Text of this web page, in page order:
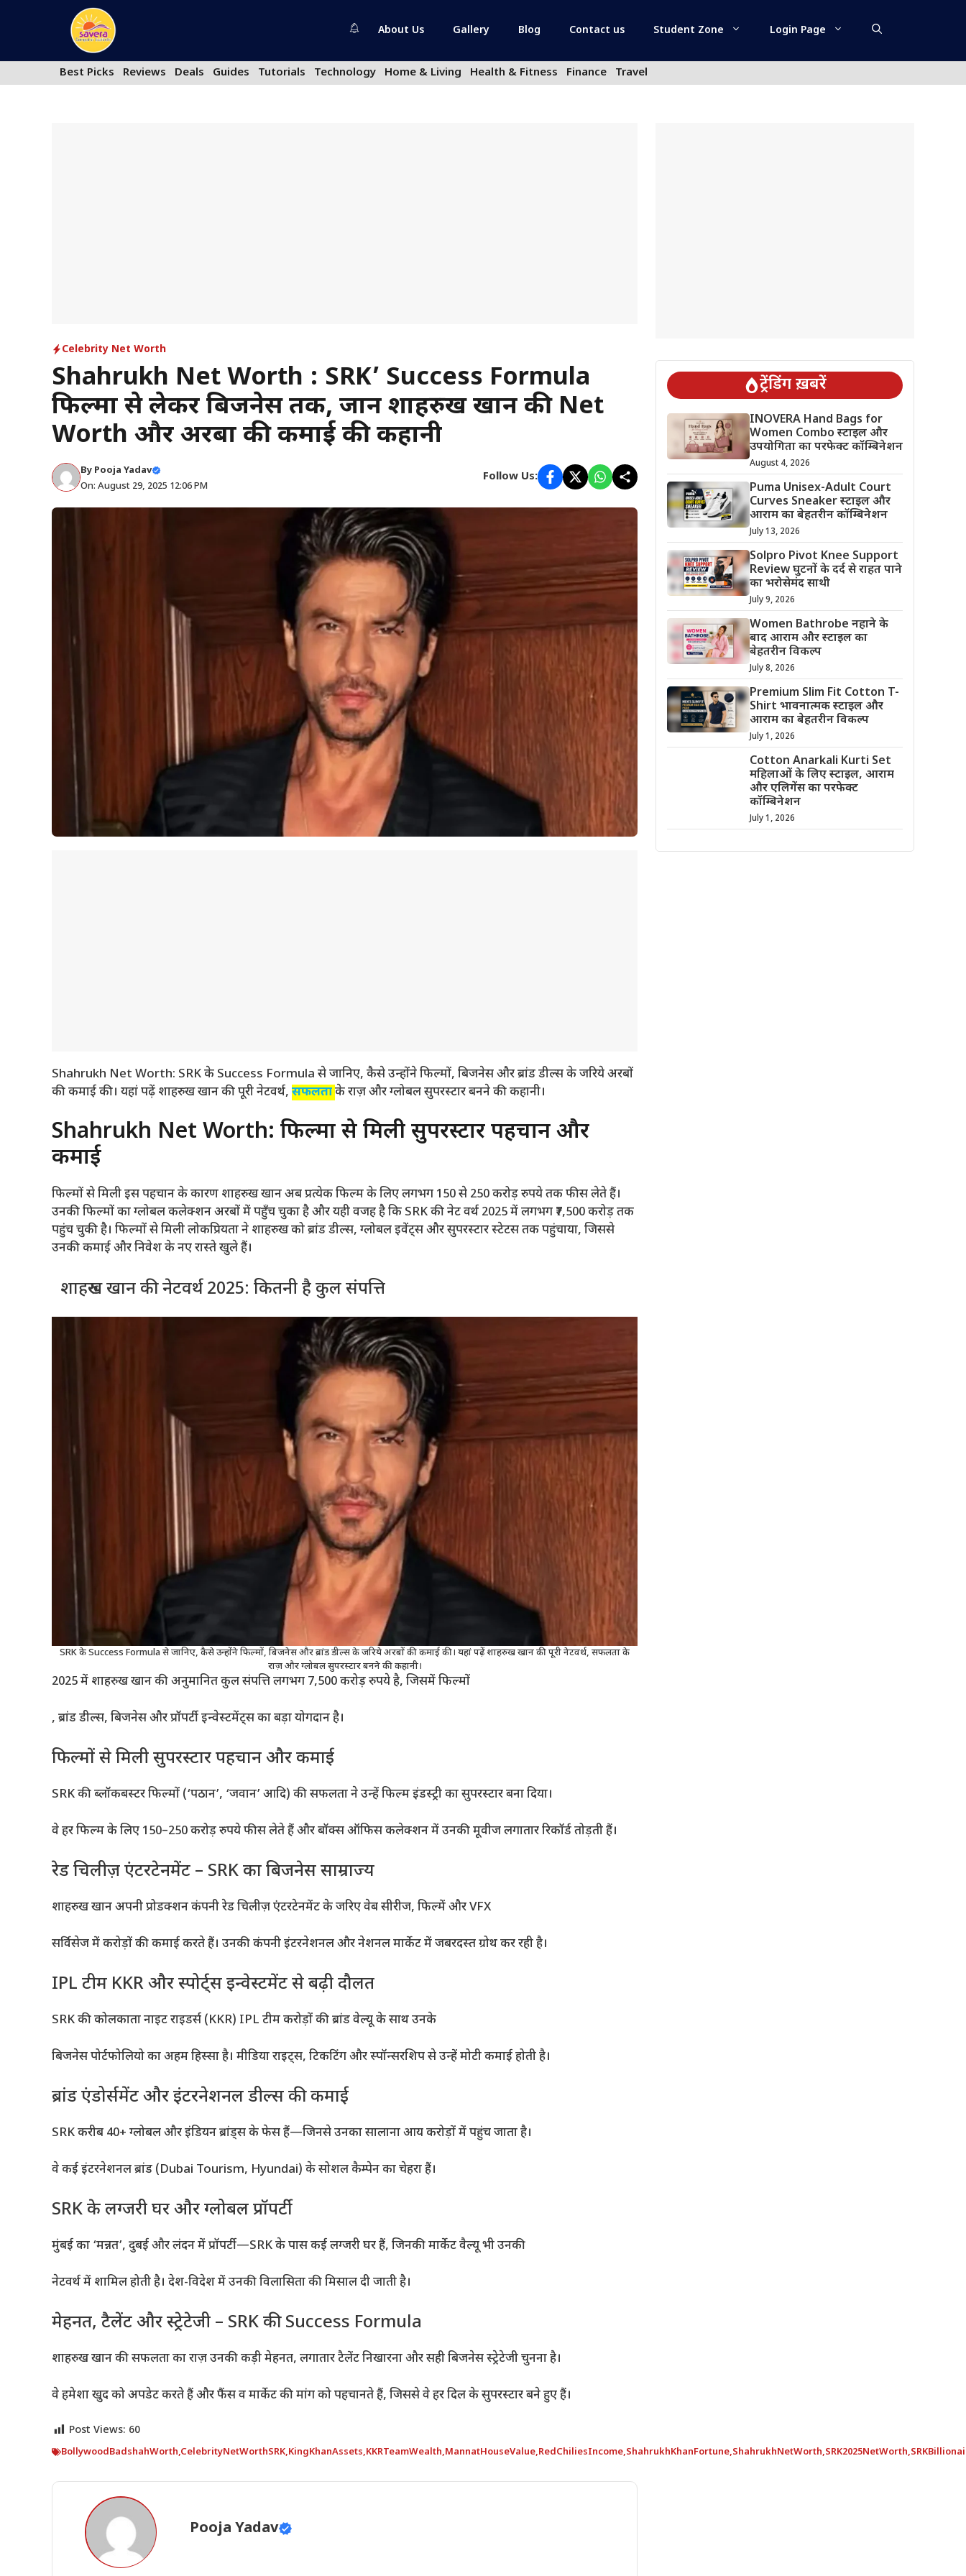
About Us Gallery Blog Contact us Student Zone Login Page
Best Picks Reviews Deals Guides Tutorials Technology Home & Living Health & Fitness Finance Travel
Celebrity Net Worth
Shahrukh Net Worth : SRK’ Success Formula
फिल्मों से लेकर बिजनेस तक, जानें शाहरुख खान की Net
Worth और अरबों की कमाई की कहानी
By Pooja Yadav
On: August 29, 2025 12:06 PM
Follow Us:
Shahrukh Net Worth: SRK के Success Formula से जानिए, कैसे उन्होंने फिल्मों, बिजनेस और ब्रांड डील्स के जरिये अरबों
की कमाई की। यहां पढ़ें शाहरुख खान की पूरी नेटवर्थ, सफलताके राज़ और ग्लोबल सुपरस्टार बनने की कहानी।
Shahrukh Net Worth: फिल्मों से मिली सुपरस्टार पहचान और
कमाई
फिल्मों से मिली इस पहचान के कारण शाहरुख खान अब प्रत्येक फिल्म के लिए लगभग 150 से 250 करोड़ रुपये तक फीस लेते हैं।
उनकी फिल्मों का ग्लोबल कलेक्शन अरबों में पहुँच चुका है और यही वजह है कि SRK की नेट वर्थ 2025 में लगभग ₹7,500 करोड़ तक
पहुंच चुकी है। फिल्मों से मिली लोकप्रियता ने शाहरुख को ब्रांड डील्स, ग्लोबल इवेंट्स और सुपरस्टार स्टेटस तक पहुंचाया, जिससे
उनकी कमाई और निवेश के नए रास्ते खुले हैं।
शाहरुख खान की नेटवर्थ 2025: कितनी है कुल संपत्ति
SRK के Success Formula से जानिए, कैसे उन्होंने फिल्मों, बिजनेस और ब्रांड डील्स के जरिये अरबों की कमाई की। यहां पढ़ें शाहरुख खान की पूरी नेटवर्थ, सफलता के
राज़ और ग्लोबल सुपरस्टार बनने की कहानी।
2025 में शाहरुख खान की अनुमानित कुल संपत्ति लगभग 7,500 करोड़ रुपये है, जिसमें फिल्मों
, ब्रांड डील्स, बिजनेस और प्रॉपर्टी इन्वेस्टमेंट्स का बड़ा योगदान है।
फिल्मों से मिली सुपरस्टार पहचान और कमाई
SRK की ब्लॉकबस्टर फिल्मों (‘पठान’, ‘जवान’ आदि) की सफलता ने उन्हें फिल्म इंडस्ट्री का सुपरस्टार बना दिया।
वे हर फिल्म के लिए 150–250 करोड़ रुपये फीस लेते हैं और बॉक्स ऑफिस कलेक्शन में उनकी मूवीज लगातार रिकॉर्ड तोड़ती हैं।
रेड चिलीज़ एंटरटेनमेंट – SRK का बिजनेस साम्राज्य
शाहरुख खान अपनी प्रोडक्शन कंपनी रेड चिलीज़ एंटरटेनमेंट के जरिए वेब सीरीज, फिल्में और VFX
सर्विसेज में करोड़ों की कमाई करते हैं। उनकी कंपनी इंटरनेशनल और नेशनल मार्केट में जबरदस्त ग्रोथ कर रही है।
IPL टीम KKR और स्पोर्ट्स इन्वेस्टमेंट से बढ़ी दौलत
SRK की कोलकाता नाइट राइडर्स (KKR) IPL टीम करोड़ों की ब्रांड वेल्यू के साथ उनके
बिजनेस पोर्टफोलियो का अहम हिस्सा है। मीडिया राइट्स, टिकटिंग और स्पॉन्सरशिप से उन्हें मोटी कमाई होती है।
ब्रांड एंडोर्समेंट और इंटरनेशनल डील्स की कमाई
SRK करीब 40+ ग्लोबल और इंडियन ब्रांड्स के फेस हैं—जिनसे उनका सालाना आय करोड़ों में पहुंच जाता है।
वे कई इंटरनेशनल ब्रांड (Dubai Tourism, Hyundai) के सोशल कैम्पेन का चेहरा हैं।
SRK के लग्जरी घर और ग्लोबल प्रॉपर्टी
मुंबई का ‘मन्नत’, दुबई और लंदन में प्रॉपर्टी—SRK के पास कई लग्जरी घर हैं, जिनकी मार्केट वैल्यू भी उनकी
नेटवर्थ में शामिल होती है। देश-विदेश में उनकी विलासिता की मिसाल दी जाती है।
मेहनत, टैलेंट और स्ट्रेटेजी – SRK की Success Formula
शाहरुख खान की सफलता का राज़ उनकी कड़ी मेहनत, लगातार टैलेंट निखारना और सही बिजनेस स्ट्रेटेजी चुनना है।
वे हमेशा खुद को अपडेट करते हैं और फैंस व मार्केट की मांग को पहचानते हैं, जिससे वे हर दिल के सुपरस्टार बने हुए हैं।
Post Views: 60
BollywoodBadshahWorth,CelebrityNetWorthSRK,KingKhanAssets,KKRTeamWealth,MannatHouseValue,RedChiliesIncome,ShahrukhKhanFortune,ShahrukhNetWorth,SRK2025NetWorth,
Pooja Yadav
ट्रेंडिंग ख़बरें
INOVERA Hand Bags for
Women Combo स्टाइल और
उपयोगिता का परफेक्ट कॉम्बिनेशन
August 4, 2026
Puma Unisex-Adult Court
Curves Sneaker स्टाइल और
आराम का बेहतरीन कॉम्बिनेशन
July 13, 2026
Solpro Pivot Knee Support
Review घुटनों के दर्द से राहत पाने
का भरोसेमंद साथी
July 9, 2026
Women Bathrobe नहाने के
बाद आराम और स्टाइल का
बेहतरीन विकल्प
July 8, 2026
Premium Slim Fit Cotton T-
Shirt भावनात्मक स्टाइल और
आराम का बेहतरीन विकल्प
July 1, 2026
Cotton Anarkali Kurti Set
महिलाओं के लिए स्टाइल, आराम
और एलिगेंस का परफेक्ट
कॉम्बिनेशन
July 1, 2026